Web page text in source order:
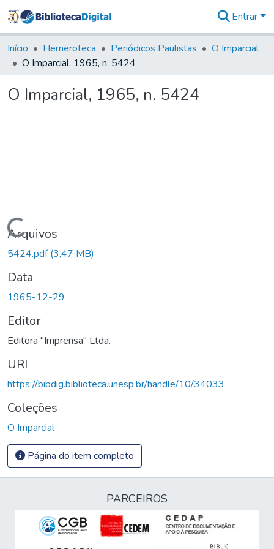
&
Coleções
Tudo na
Digital
Entrar
Início Hemeroteca Periódicos Paulistas
O Imparcial
O Imparcial, 1965, n. 5424
O Imparcial, 1965, n. 5424
Carregando...
Arquivos
5424.pdf(3,47 MB)
Data
1965-12-29
Editor
Editora "Imprensa" Ltda.
URI
https://bibdig.biblioteca.unesp.br/handle/10/34033
Coleções
O Imparcial
Página do item completo
PARCEIROS